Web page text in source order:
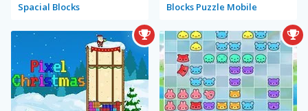
Spacial Blocks Blocks Puzzle Mobile